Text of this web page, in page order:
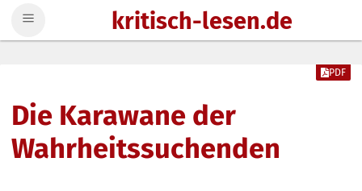
kritisch-lesen.de
Die Karawane der
Wahrheitssuchenden
PDF